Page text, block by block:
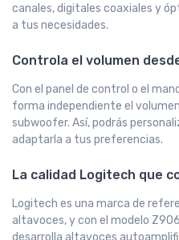
canales, digitales coaxiales y
a tus necesidades.
Controla el volumen
Con el panel de control o el
forma independiente el
subwoofer. Así, podrás
adaptarla a tus preferencias.
La calidad Logitech que
Logitech es una marca de
altavoces, y con el modelo
desarrolla altavoces